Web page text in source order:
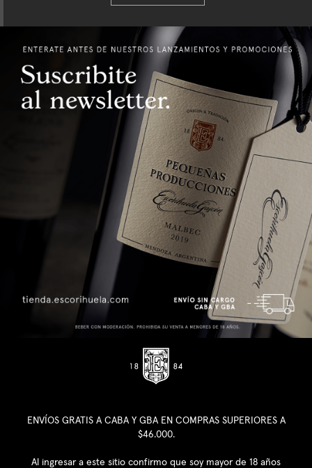
ENVÍOS GRATIS A CABA Y GBA EN COMPRAS SUPERIORES A
$46.000.
Al ingresar a este sitio confirmo que soy mayor de 18 años